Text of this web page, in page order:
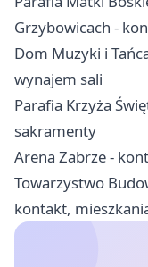
Grzybowicach -
Dom Muzyki i
wynajem sali
Parafia Krzyża
sakramenty
Arena Zabrze -
Towarzystwo
kontakt,